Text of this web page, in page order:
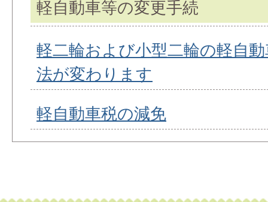
軽自動車等の変更手続
軽二輪および小型二輪の軽自
法が変わります
軽自動車税の減免